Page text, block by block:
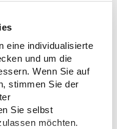
eine individualisierte
und um die
Wenn Sie auf
stimmen Sie der
Sie selbst
möchten.
Nähte
Neutrales
Personalisierung
ab16,05 € *